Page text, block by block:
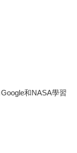
和NASA學習